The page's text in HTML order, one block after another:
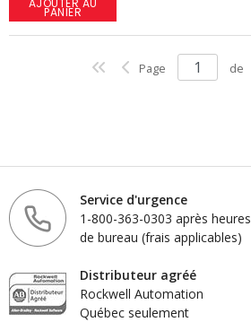
AJOUTER AU
PANIER
Page de
Service d'urgence
1-800-363-0303 après heures
de bureau (frais applicables)
Distributeur agréé
Rockwell Automation
Québec seulement